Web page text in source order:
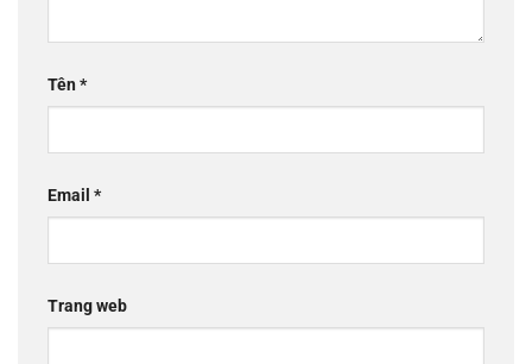
Tên*
Email *
Trang web